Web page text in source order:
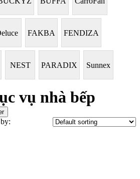
FAKBA FENDIZA
NEST PARADIX Sunnex
vụ nhà bếp